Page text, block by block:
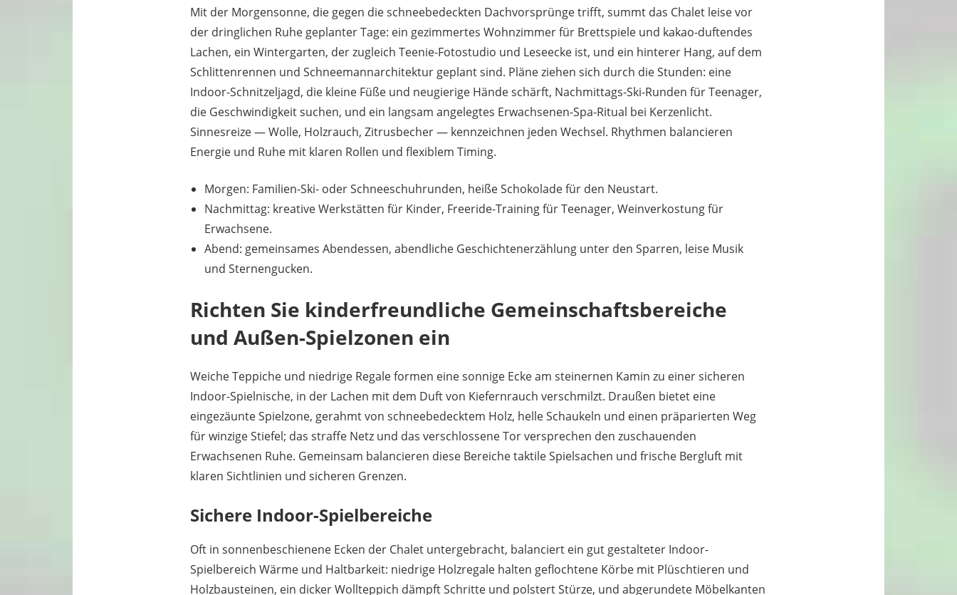
Mit der Morgensonne, die gegen die schneebedeckten Dachvorsprünge trifft, summt das Chalet leise vor
der dringlichen Ruhe geplanter Tage: ein gezimmertes Wohnzimmer für Brettspiele und kakao-duftendes
Lachen, ein Wintergarten, der zugleich Teenie-Fotostudio und Leseecke ist, und ein hinterer Hang, auf dem
Schlittenrennen und Schneemannarchitektur geplant sind. Pläne ziehen sich durch die Stunden: eine
Indoor-Schnitzeljagd, die kleine Füße und neugierige Hände schärft, Nachmittags-Ski-Runden für Teenager,
die Geschwindigkeit suchen, und ein langsam angelegtes Erwachsenen-Spa-Ritual bei Kerzenlicht.
Sinnesreize — Wolle, Holzrauch, Zitrusbecher — kennzeichnen jeden Wechsel. Rhythmen balancieren
Energie und Ruhe mit klaren Rollen und flexiblem Timing.
Morgen: Familien-Ski- oder Schneeschuhrunden, heiße Schokolade für den Neustart.
Nachmittag: kreative Werkstätten für Kinder, Freeride-Training für Teenager, Weinverkostung für
Erwachsene.
Abend: gemeinsames Abendessen, abendliche Geschichtenerzählung unter den Sparren, leise Musik
und Sternengucken.
Richten Sie kinderfreundliche Gemeinschaftsbereiche
und Außen-Spielzonen ein
Weiche Teppiche und niedrige Regale formen eine sonnige Ecke am steinernen Kamin zu einer sicheren
Indoor-Spielnische, in der Lachen mit dem Duft von Kiefernrauch verschmilzt. Draußen bietet eine
eingezäunte Spielzone, gerahmt von schneebedecktem Holz, helle Schaukeln und einen präparierten Weg
für winzige Stiefel; das straffe Netz und das verschlossene Tor versprechen den zuschauenden
Erwachsenen Ruhe. Gemeinsam balancieren diese Bereiche taktile Spielsachen und frische Bergluft mit
klaren Sichtlinien und sicheren Grenzen.
Sichere Indoor-Spielbereiche
Oft in sonnenbeschienene Ecken der Chalet untergebracht, balanciert ein gut gestalteter Indoor-
Spielbereich Wärme und Haltbarkeit: niedrige Holzregale halten geflochtene Körbe mit Plüschtieren und
Holzbausteinen, ein dicker Wollteppich dämpft Schritte und polstert Stürze, und abgerundete Möbelkanten